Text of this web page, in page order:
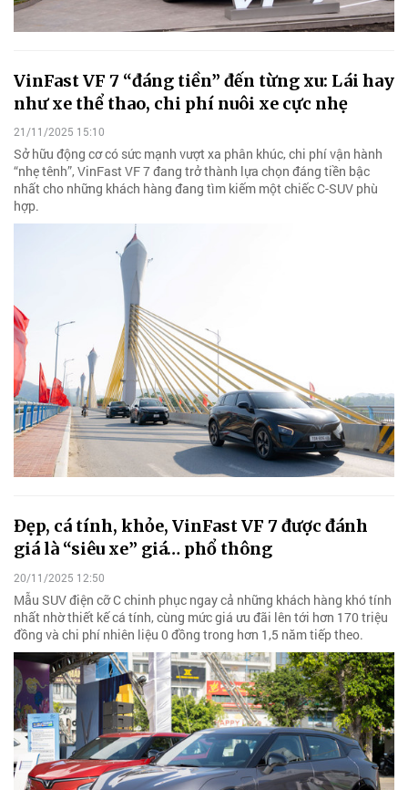
VinFast VF 7 “đáng tiền” đến từng xu: Lái hay
như xe thể thao, chi phí nuôi xe cực nhẹ
21/11/2025 15:10
Sở hữu động cơ có sức mạnh vượt xa phân khúc, chi phí vận hành
“nhẹ tênh”, VinFast VF 7 đang trở thành lựa chọn đáng tiền bậc
nhất cho những khách hàng đang tìm kiếm một chiếc C-SUV phù
hợp.
Đẹp, cá tính, khỏe, VinFast VF 7 được đánh
giá là “siêu xe” giá… phổ thông
20/11/2025 12:50
Mẫu SUV điện cỡ C chinh phục ngay cả những khách hàng khó tính
nhất nhờ thiết kế cá tính, cùng mức giá ưu đãi lên tới hơn 170 triệu
đồng và chi phí nhiên liệu 0 đồng trong hơn 1,5 năm tiếp theo.